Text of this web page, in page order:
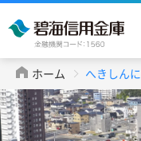
ホーム へきしん